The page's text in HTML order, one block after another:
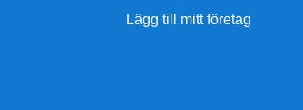
Lägg till mitt företag